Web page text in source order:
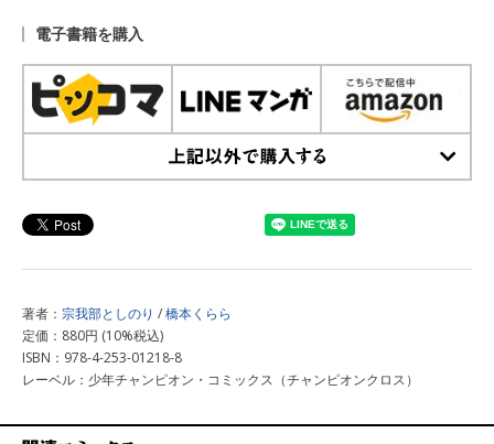
電子書籍を購入
著者： 宗我部としのり /橋本くらら
定価：880円 (10%税込)
ISBN：978-4-253-01218-8
レーベル：少年チャンピオン・コミックス（チャンピオンクロス）